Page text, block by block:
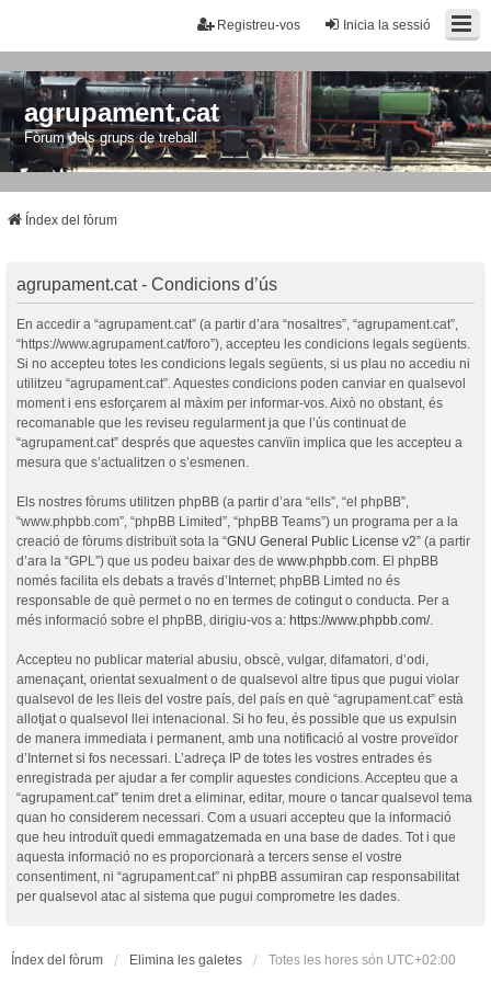
Inicia la sessió
Registreu-vos
agrupament.cat
Fòrum dels grups de treball
Índex del fòrum
agrupament.cat - Condicions d’ús
En accedir a “agrupament.cat” (a partir d’ara “nosaltres”, “agrupament.cat”,
“https://www.agrupament.cat/foro”), accepteu les condicions legals següents.
Si no accepteu totes les condicions legals següents, si us plau no accediu ni
utilitzeu “agrupament.cat”. Aquestes condicions poden canviar en qualsevol
moment i ens esforçarem al màxim per informar-vos. Això no obstant, és
recomanable que les reviseu regularment ja que l’ús continuat de
“agrupament.cat” després que aquestes canvïin implica que les accepteu a
mesura que s’actualitzen o s’esmenen.
Els nostres fòrums utilitzen phpBB (a partir d’ara “ells”, “el phpBB”,
“www.phpbb.com”, “phpBB Limited”, “phpBB Teams”) un programa per a la
creació de fòrums distribuït sota la “GNU General Public License v2” (a partir
d’ara la “GPL”) que us podeu baixar des de www.phpbb.com . El phpBB
només facilita els debats a través d’Internet; phpBB Limted no és
responsable de què permet o no en termes de cotingut o conducta. Per a
més informació sobre el phpBB, dirigiu-vos a: https://www.phpbb.com/.
Accepteu no publicar material abusiu, obscè, vulgar, difamatori, d’odi,
amenaçant, orientat sexualment o de qualsevol altre tipus que pugui violar
qualsevol de les lleis del vostre país, del país en què “agrupament.cat” està
allotjat o qualsevol llei intenacional. Si ho feu, és possible que us expulsin
de manera immediata i permanent, amb una notificació al vostre proveïdor
d’Internet si fos necessari. L’adreça IP de totes les vostres entrades és
enregistrada per ajudar a fer complir aquestes condicions. Accepteu que a
“agrupament.cat” tenim dret a eliminar, editar, moure o tancar qualsevol tema
quan ho considerem necessari. Com a usuari accepteu que la informació
que heu introduït quedi emmagatzemada en una base de dades. Tot i que
aquesta informació no es proporcionarà a tercers sense el vostre
consentiment, ni “agrupament.cat” ni phpBB assumiran cap responsabilitat
per qualsevol atac al sistema que pugui comprometre les dades.
Índex del fòrum Elimina les galetes Totes les hores són UTC+02:00